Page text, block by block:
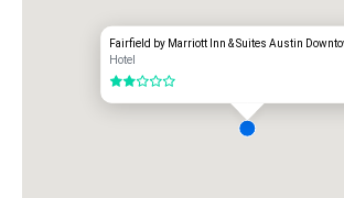
Fairfield by Marriott Inn & Suites Austin
Hotel
2 von 5